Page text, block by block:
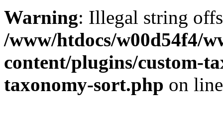
Warning: Illegal string
/www/htdocs/w00d54f4/
content/plugins/custom-
taxonomy-sort.php on